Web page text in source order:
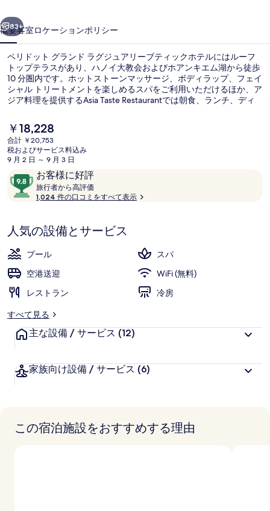
ン
ド
ラ
グ
ジ
ュ
ア
リ
ー
ブ
ィ
ッ
ク
ホ
テ
83+
概要客室ロケーションポリシー
ペリドット グランド ラグジュアリーブティックホテルにはルーフ
トップテラスがあり、ハノイ大教会およびホアンキエム湖から徒歩
10 分圏内です。ホットストーンマッサージ、ボディラップ、フェイ
シャル トリートメントを楽しめるスパをご利用いただけるほか、ア
ジア料理を提供するAsia Taste Restaurantでは朝食、ランチ、ディ
備には屋外プール、バー / ラウンジ、およびフィットネスセンター
があります。プールや親切なスタッフが旅行者の高い評価を得てい
ます。
現
在
の
料
は
￥18,228
￥18,228
合計 ￥20,753
税およびサービス料込み
9 月 2 日 ～ 9 月 3 日
口
コ
ミ
お客様に好評
10
段
階
9.8、
お
客
様
に
好
件
の
ミ
旅行者から高評価
行
ら
1,024 件の口コミをすべて表示
人気の設備とサービス
プール
スパ
空港送迎
WiFi (無料)
レストラン
冷房
すべて見る
主な設備 / サービス (12)
家族向け設備 / サービス (6)
この宿泊施設をおすすめする理由